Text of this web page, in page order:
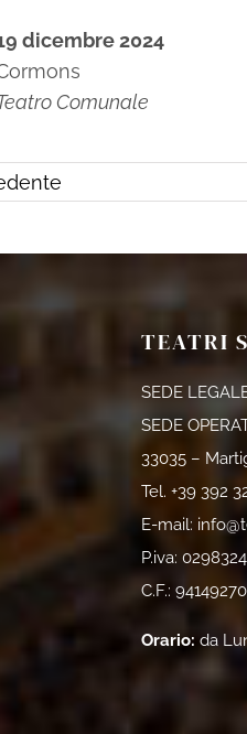
dicembre 2024
Comunale
TEATRI
SEDE
SEDE
33035 –
Tel. +39 392
E-mail:
P.iva:
C.F.:
Orario: da